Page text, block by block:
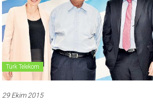
Türk Telekom
29 Ekim 2015